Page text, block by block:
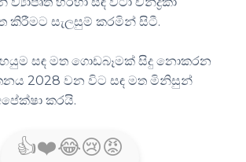
කිරීමට සැලසුම් කරමින් සිටී.
සඳ මත ගොඩබෑමක් සිදු නොකරන
2028 වන විට සඳ මත මිනිසුන්
කරයි.
👍❤️😂😢😡